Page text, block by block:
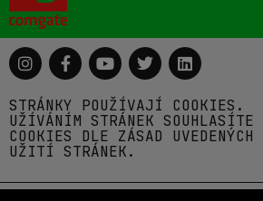
STRÁNKY POUŽÍVAJÍ COOKIES.
UŽÍVÁNÍM STRÁNEK
COOKIES DLE ZÁSAD UVEDENÝCH
UŽITÍ STRÁNEK.